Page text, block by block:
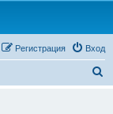
Вход
Регистрация